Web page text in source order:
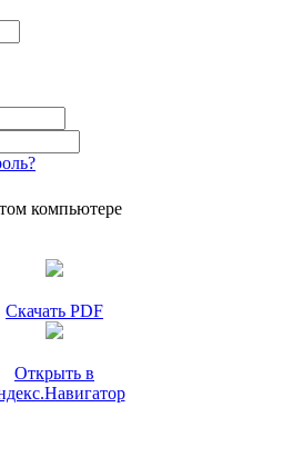
компьютере
Скачать PDF
Открыть в